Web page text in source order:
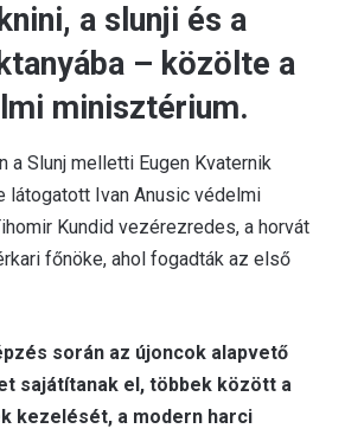
a slunji és a
– közölte a
minisztérium.
Slunj melletti Eugen Kvaternik
látogatott Ivan Anusic védelmi
Kundid vezérezredes, a horvát
főnöke, ahol fogadták az első
során az újoncok alapvető
sajátítanak el, többek között a
kezelését, a modern harci